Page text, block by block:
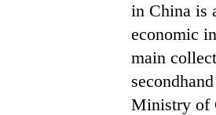
in China is
economic
main
Ministry of